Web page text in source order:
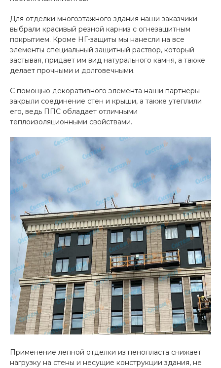
Для отделки многоэтажного здания наши заказчики
выбрали красивый резной карниз с огнезащитным
покрытием. Кроме НГ-защиты мы нанесли на все
элементы специальный защитный раствор, который
застывая, придает им вид натурального камня, а также
делает прочными и долговечными.
С помощью декоративного элемента наши партнеры
закрыли соединение стен и крыши, а также утеплили
его, ведь ППС обладает отличными
теплоизоляционными свойствами.
Применение лепной отделки из пенопласта снижает
нагрузку на стены и несущие конструкции здания, не